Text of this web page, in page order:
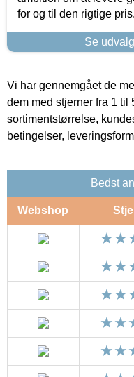
for og til den rigtige
Se
Vi har gennemgået de
dem med stjerner fra 1 til
sortimentstørrelse,
betingelser,
Bedst
Webshop